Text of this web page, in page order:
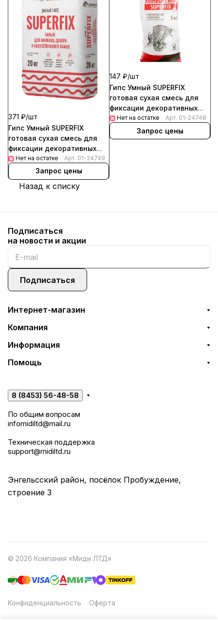
371 ₽/шт
Гипс Умный SUPERFIX
готовая сухая смесь для
фиксации декоративных
элементов 20кг (64шт/пал)
Нет на остатке Арт. 01-24749
Запрос цены
147 ₽/шт
Гипс Умный SUPERFIX
готовая сухая смесь для
фиксации декоративных
элементов 5кг (135шт/пал)
Нет на остатке Арт. 01-24748
Запрос цены
Назад к списку
Подписаться
на новости и акции
Подписаться
Интернет-магазин
Компания
Информация
Помощь
8 (8453) 56-48-58
По общим вопросам
infomidiltd@mail.ru
Техническая поддержка
support@midiltd.ru
Энгельсский район, посёлок Пробуждение,
строение 3
© 2026 Компания «Миди ЛТД»
Конфиденциальность Оферта